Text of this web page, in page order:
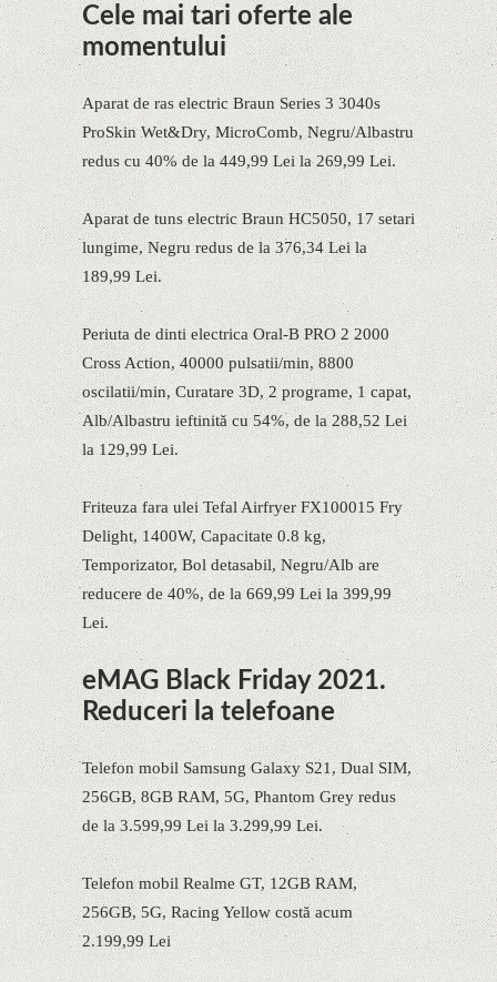
Cele mai tari oferte ale
momentului
Aparat de ras electric Braun Series 3 3040s
ProSkin Wet&Dry, MicroComb, Negru/Albastru
redus cu 40% de la 449,99 Lei la 269,99 Lei.
Aparat de tuns electric Braun HC5050, 17 setari
lungime, Negru redus de la 376,34 Lei la
189,99 Lei.
Periuta de dinti electrica Oral-B PRO 2 2000
Cross Action, 40000 pulsatii/min, 8800
oscilatii/min, Curatare 3D, 2 programe, 1 capat,
Alb/Albastru ieftinită cu 54%, de la 288,52 Lei
la 129,99 Lei.
Friteuza fara ulei Tefal Airfryer FX100015 Fry
Delight, 1400W, Capacitate 0.8 kg,
Temporizator, Bol detasabil, Negru/Alb are
reducere de 40%, de la 669,99 Lei la 399,99
Lei.
eMAG Black Friday 2021.
Reduceri la telefoane
Telefon mobil Samsung Galaxy S21, Dual SIM,
256GB, 8GB RAM, 5G, Phantom Grey redus
de la 3.599,99 Lei la 3.299,99 Lei.
Telefon mobil Realme GT, 12GB RAM,
256GB, 5G, Racing Yellow costă acum
2.199,99 Lei